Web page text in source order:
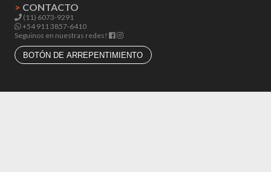
> CONTACTO
(11) 6073-9291
+54 911 3857-6410
Seguinos en nuestras redes!
BOTÓN DE ARREPENTIMIENTO